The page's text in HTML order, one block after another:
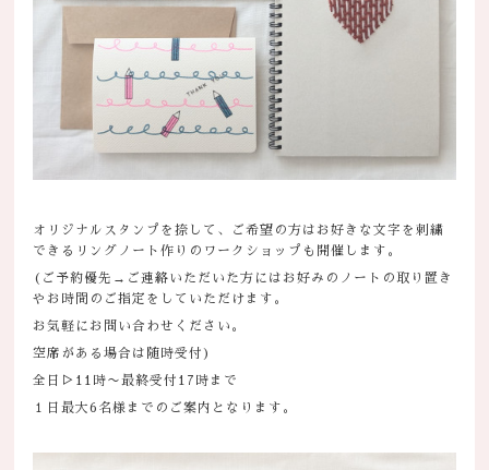
オリジナルスタンプを捺して、ご希望の方はお好きな文字を刺繍
できるリングノート作りのワークショップも開催します。
(ご予約優先→ご連絡いただいた方にはお好みのノートの取り置き
やお時間のご指定をしていただけます。
お気軽にお問い合わせください。
空席がある場合は随時受付)
全日▷11時〜最終受付17時まで
１日最大6名様までのご案内となります。